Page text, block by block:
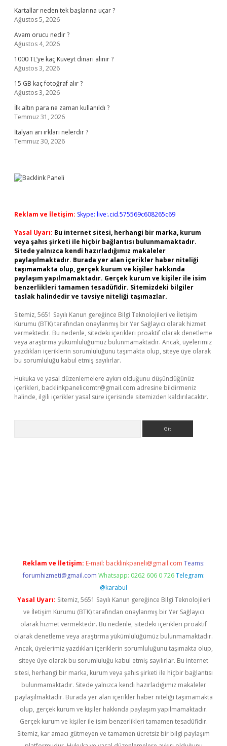
Kartallar neden tek başlarına uçar ?
Ağustos 5, 2026
Avam orucu nedir ?
Ağustos 4, 2026
1000 TL’ye kaç Kuveyt dinarı alınır ?
Ağustos 3, 2026
15 GB kaç fotoğraf alır ?
Ağustos 3, 2026
İlk altın para ne zaman kullanıldı ?
Temmuz 31, 2026
İtalyan arı ırkları nelerdir ?
Temmuz 30, 2026
Reklam ve İletişim: Skype: live:.cid.575569c608265c69
Yasal Uyarı: Bu internet sitesi, herhangi bir marka, kurum
veya şahıs şirketi ile hiçbir bağlantısı bulunmamaktadır.
Sitede yalnızca kendi hazırladığımız makaleler
paylaşılmaktadır. Burada yer alan içerikler haber niteliği
taşımamakta olup, gerçek kurum ve kişiler hakkında
paylaşım yapılmamaktadır. Gerçek kurum ve kişiler ile isim
benzerlikleri tamamen tesadüfidir. Sitemizdeki bilgiler
taslak halindedir ve tavsiye niteliği taşımazlar.
Sitemiz, 5651 Sayılı Kanun gereğince Bilgi Teknolojileri ve İletişim
Kurumu (BTK) tarafından onaylanmış bir Yer Sağlayıcı olarak hizmet
vermektedir. Bu nedenle, sitedeki içerikleri proaktif olarak denetleme
veya araştırma yükümlülüğümüz bulunmamaktadır. Ancak, üyelerimiz
yazdıkları içeriklerin sorumluluğunu taşımakta olup, siteye üye olarak
bu sorumluluğu kabul etmiş sayılırlar.
Hukuka ve yasal düzenlemelere aykırı olduğunu düşündüğünüz
içerikleri, backlinkpanelicomtr@gmail.com adresine bildirmeniz
halinde, ilgili içerikler yasal süre içerisinde sitemizden kaldırılacaktır.
Reklam ve İletişim: E-mail: backlinkpaneli@gmail.com Teams:
forumhizmeti@gmail.com Whatsapp: 0262 606 0 726 Telegram:
@karabul
Yasal Uyarı: Sitemiz, 5651 Sayılı Kanun gereğince Bilgi Teknolojileri
ve İletişim Kurumu (BTK) tarafından onaylanmış bir Yer Sağlayıcı
olarak hizmet vermektedir. Bu nedenle, sitedeki içerikleri proaktif
olarak denetleme veya araştırma yükümlülüğümüz bulunmamaktadır.
Ancak, üyelerimiz yazdıkları içeriklerin sorumluluğunu taşımakta olup,
siteye üye olarak bu sorumluluğu kabul etmiş sayılırlar. Bu internet
sitesi, herhangi bir marka, kurum veya şahıs şirketi ile hiçbir bağlantısı
bulunmamaktadır. Sitede yalnızca kendi hazırladığımız makaleler
paylaşılmaktadır. Burada yer alan içerikler haber niteliği taşımamakta
olup, gerçek kurum ve kişiler hakkında paylaşım yapılmamaktadır.
Gerçek kurum ve kişiler ile isim benzerlikleri tamamen tesadüfidir.
Sitemiz, kar amacı gütmeyen ve tamamen ücretsiz bir bilgi paylaşım